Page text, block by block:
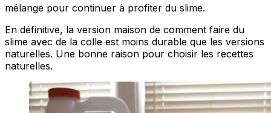
mélange pour continuer à profiter du slime.
En définitive, la version maison de comment faire du
slime avec de la colle est moins durable que les versions
naturelles. Une bonne raison pour choisir les recettes
naturelles.